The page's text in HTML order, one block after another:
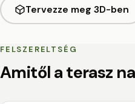
Tervezze meg 3D-ben
3D tervezés
Nyissa meg a
FELSZERELTSÉG
Amitől a terasz